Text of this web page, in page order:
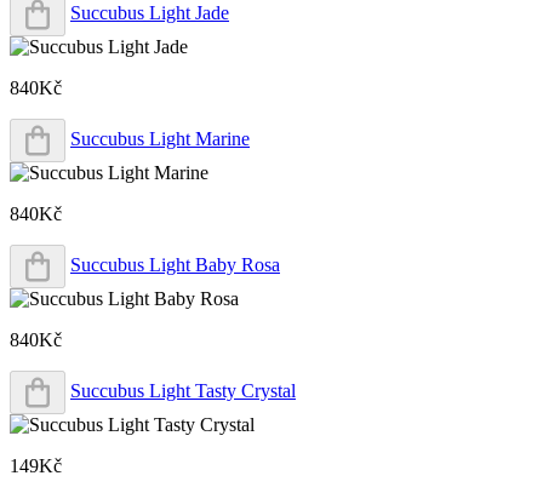
Succubus Light Jade
840Kč
Succubus Light Marine
840Kč
Succubus Light Baby Rosa
840Kč
Succubus Light Tasty Crystal
149Kč